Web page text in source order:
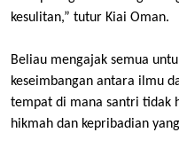
kesulitan,” tutur Kiai Oman.
Beliau mengajak semua
keseimbangan antara ilmu
tempat di mana santri tidak
hikmah dan kepribadian